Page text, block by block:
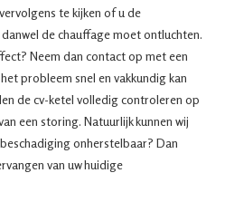
te kijken of u de
de chauffage moet ontluchten.
Neem dan contact op met een
probleem snel en vakkundig kan
de cv-ketel volledig controleren op
een storing. Natuurlijk kunnen wij
onherstelbaar? Dan
van uw huidige